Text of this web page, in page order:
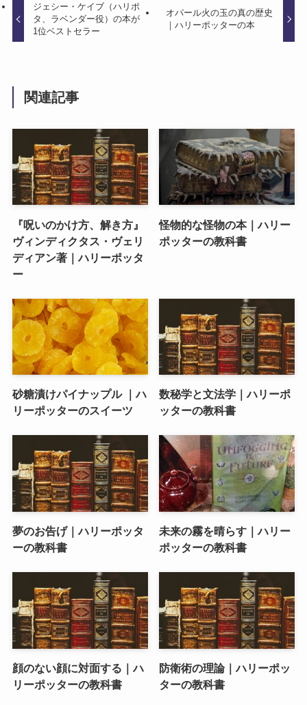
ジェシー・ケイブ（ハリポ
タ、ラベンダー役）の本が
1位ベストセラー
オパール火の玉の真の歴史
｜ハリーポッターの本
関連記事
『呪いのかけ方、解き方』
ヴィンディクタス・ヴェリ
ディアン著｜ハリーポッタ
ー
怪物的な怪物の本｜ハリー
ポッターの教科書
砂糖漬けパイナップル ｜ハ
リーポッターのスイーツ
数秘学と文法学｜ハリーポ
ッターの教科書
夢のお告げ｜ハリーポッタ
ーの教科書
未来の霧を晴らす｜ハリー
ポッターの教科書
顔のない顔に対面する｜ハ
リーポッターの教科書
防衛術の理論｜ハリーポッ
ターの教科書